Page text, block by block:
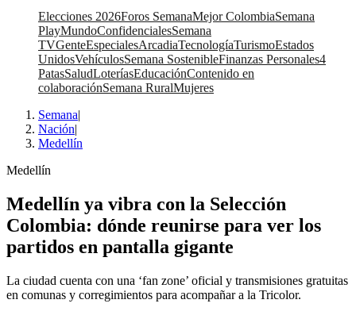
Elecciones 2026Foros SemanaMejor ColombiaSemana
PlayMundoConfidencialesSemana
TVGenteEspecialesArcadiaTecnologíaTurismoEstados
UnidosVehículosSemana SostenibleFinanzas Personales4
PatasSaludLoteríasEducaciónContenido en
colaboraciónSemana RuralMujeres
Semana|
Nación|
Medellín
Medellín
Medellín ya vibra con la Selección
Colombia: dónde reunirse para ver los
partidos en pantalla gigante
La ciudad cuenta con una ‘fan zone’ oficial y transmisiones gratuitas
en comunas y corregimientos para acompañar a la Tricolor.